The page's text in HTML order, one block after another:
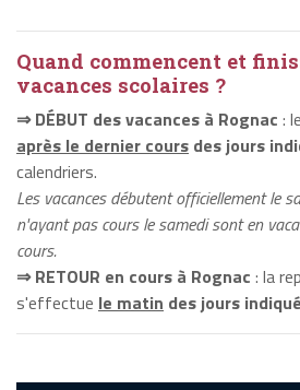
Quand commencent et
vacances scolaires ?
⇒ DÉBUT des vacances à Rognac :
après le dernier cours des jours
calendriers.
Les vacances débutent officiellement le
n'ayant pas cours le samedi sont en
cours.
⇒ RETOUR en cours à Rognac : la
s'effectue le matin des jours